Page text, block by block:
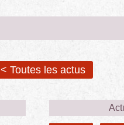
< Toutes les actus